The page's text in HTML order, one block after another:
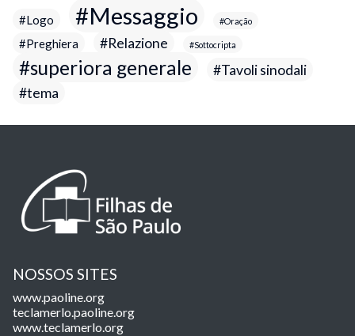
Logo Messaggio Oração
Preghiera Relazione Sottocripta
superiora generale
Tavoli sinodali
tema
NOSSOS SITES
www.paoline.org
teclamerlo.paoline.org
www.teclamerlo.org